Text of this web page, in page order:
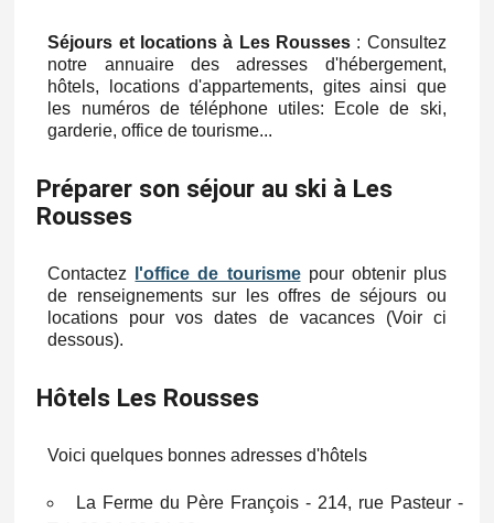
Séjours et locations à Les Rousses: Consultez
notre annuaire des adresses d'hébergement,
hôtels, locations d'appartements, gites ainsi que
les numéros de téléphone utiles: Ecole de ski,
garderie, office de tourisme...
Préparer son séjour au ski à Les
Rousses
Contactez l'office de tourismepour obtenir plus
de renseignements sur les offres de séjours ou
locations pour vos dates de vacances (Voir ci
dessous).
Hôtels Les Rousses
Voici quelques bonnes adresses d'hôtels
La Ferme du Père François - 214, rue Pasteur -